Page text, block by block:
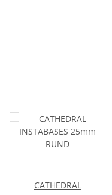
CATHEDRAL